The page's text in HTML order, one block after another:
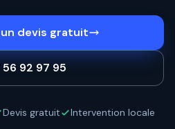
devis gratuit
92 97 95
Devis gratuit
Intervention locale